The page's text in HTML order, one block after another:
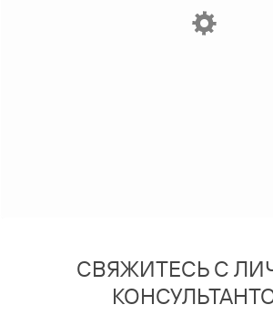
СВЯЖИТЕСЬ С